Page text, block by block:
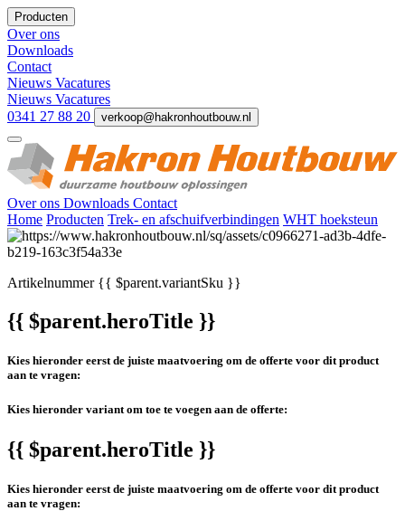
Producten
Over ons
Downloads
Contact
Nieuws Vacatures
Nieuws Vacatures
0341 27 88 20
verkoop@hakronhoutbouw.nl
Over ons Downloads Contact
Home Producten Trek- en afschuifverbindingen WHT hoeksteun
Artikelnummer{{ $parent.variantSku }}
{{ $parent.heroTitle }}
Kies hieronder eerst de juiste maatvoering om de offerte voor dit product
aan te vragen:
Kies hieronder variant om toe te voegen aan de offerte:
{{ $parent.heroTitle }}
Kies hieronder eerst de juiste maatvoering om de offerte voor dit product
aan te vragen: